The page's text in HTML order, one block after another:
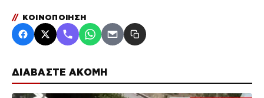
ΔΙΑΒΑΣΤΕ ΑΚΟΜΗ
// ΚΟΙΝΟΠΟΙΗΣΗ